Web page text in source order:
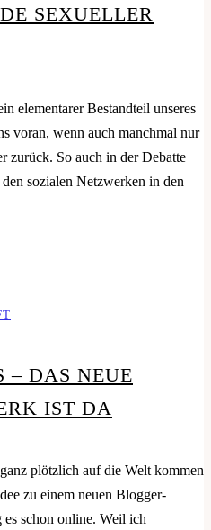
SEXUELLER
elementarer Bestandteil unseres
voran, wenn auch manchmal nur
zurück. So auch in der Debatte
sozialen Netzwerken in den
– DAS NEUE
IST DA
plötzlich auf die Welt kommen
zu einem neuen Blogger-
es schon online. Weil ich